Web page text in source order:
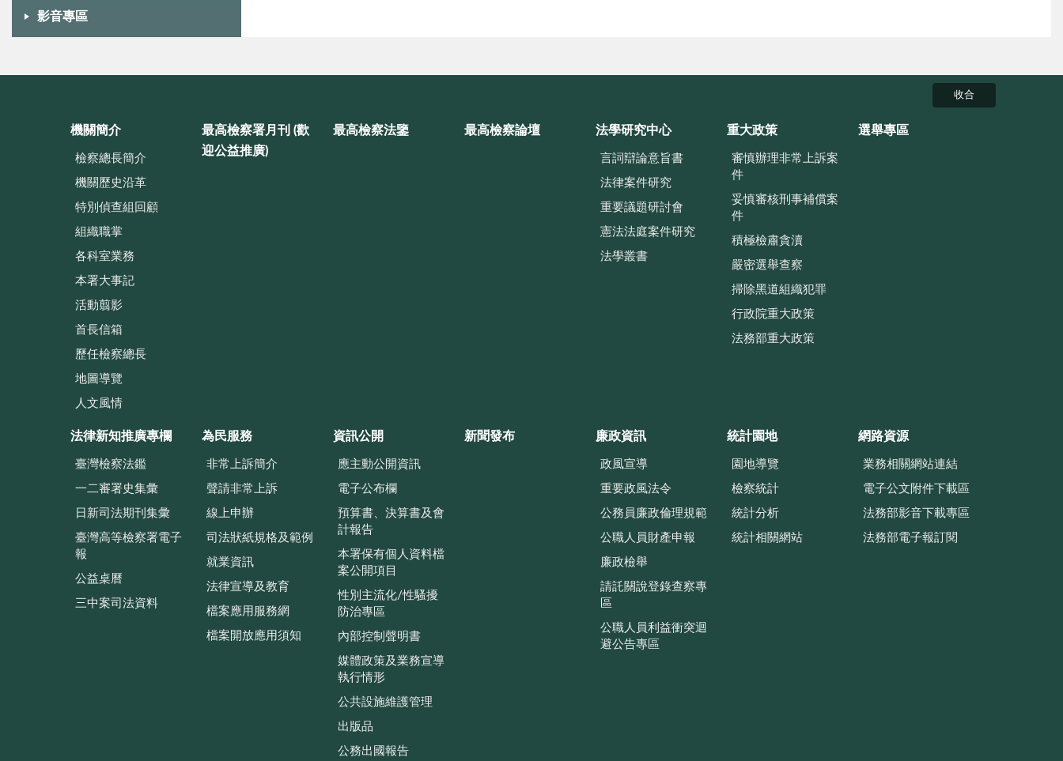
影音專區
收合
機關簡介
檢察總長簡介
機關歷史沿革
特別偵查組回顧
組織職掌
各科室業務
本署大事記
活動翦影
首長信箱
歷任檢察總長
地圖導覽
人文風情
最高檢察署月刊 (歡
迎公益推廣)
最高檢察法鑒 最高檢察論壇 法學研究中心
言詞辯論意旨書
法律案件研究
重要議題研討會
憲法法庭案件研究
法學叢書
重大政策
審慎辦理非常上訴案
件
妥慎審核刑事補償案
件
積極檢肅貪瀆
嚴密選舉查察
掃除黑道組織犯罪
行政院重大政策
法務部重大政策
選舉專區
法律新知推廣專欄
臺灣檢察法鑑
一二審署史集彙
日新司法期刊集彙
臺灣高等檢察署電子
報
公益桌曆
三中案司法資料
為民服務
非常上訴簡介
聲請非常上訴
線上申辦
司法狀紙規格及範例
就業資訊
法律宣導及教育
檔案應用服務網
檔案開放應用須知
資訊公開
應主動公開資訊
電子公布欄
預算書、決算書及會
計報告
本署保有個人資料檔
案公開項目
性別主流化/性騷擾
防治專區
內部控制聲明書
媒體政策及業務宣導
執行情形
公共設施維護管理
出版品
公務出國報告
新聞發布 廉政資訊
政風宣導
重要政風法令
公務員廉政倫理規範
公職人員財產申報
廉政檢舉
請託關說登錄查察專
區
公職人員利益衝突迴
避公告專區
統計園地
園地導覽
檢察統計
統計分析
統計相關網站
網路資源
業務相關網站連結
電子公文附件下載區
法務部影音下載專區
法務部電子報訂閱